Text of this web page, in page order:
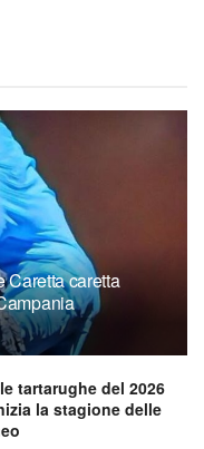
Caretta caretta
tartarughe del 2026
la stagione delle